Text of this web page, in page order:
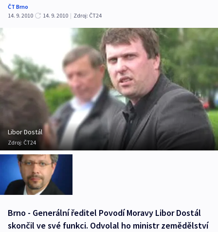
ČT Brno
14. 9. 2010
14. 9. 2010 | Zdroj: ČT24
Libor Dostál
Zdroj: ČT24
Brno - Generální ředitel Povodí Moravy Libor Dostál
skončil ve své funkci. Odvolal ho ministr zemědělství